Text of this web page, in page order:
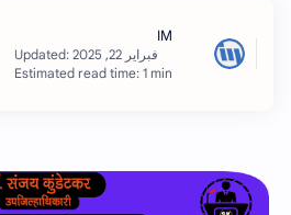
Estimated read time: 1 min